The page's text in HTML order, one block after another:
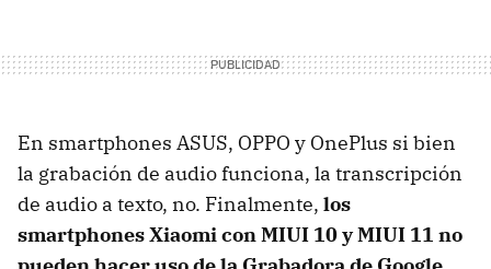
En smartphones ASUS, OPPO y OnePlus si bien
la grabación de audio funciona, la transcripción
de audio a texto, no. Finalmente, los
smartphones Xiaomi con MIUI 10 y MIUI 11 no